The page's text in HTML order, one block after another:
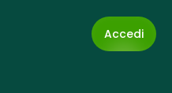
Accedi